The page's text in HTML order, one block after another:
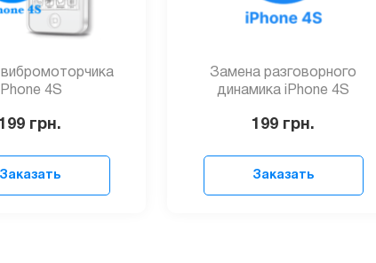
iPhone 4S
199 грн.
Заказать
Замена разговорного
динамика iPhone 4S
199 грн.
Заказать